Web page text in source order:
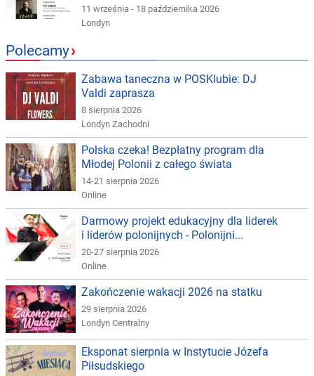
11 września - 18 października 2026
Londyn
Polecamy›
Zabawa taneczna w POSKlubie: DJ
Valdi zaprasza
8 sierpnia 2026
Londyn Zachodni
Polska czeka! Bezpłatny program dla
Młodej Polonii z całego świata
14-21 sierpnia 2026
Online
Darmowy projekt edukacyjny dla liderek
i liderów polonijnych - Polonijni...
20-27 sierpnia 2026
Online
Zakończenie wakacji 2026 na statku
29 sierpnia 2026
Londyn Centralny
Eksponat sierpnia w Instytucie Józefa
Piłsudskiego